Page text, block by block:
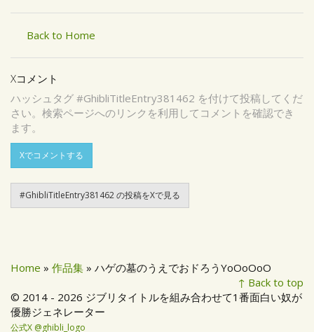
Back to Home
Xコメント
ハッシュタグ #GhibliTitleEntry381462 を付けて投稿してくだ
さい。検索ページへのリンクを利用してコメントを確認でき
ます。
Xでコメントする
#GhibliTitleEntry381462 の投稿をXで見る
Home » 作品集 » ハゲの墓のうえでおドろうYoOoOoO
↑ Back to top
© 2014 - 2026 ジブリタイトルを組み合わせて1番面白い奴が
優勝ジェネレーター
公式X @ghibli_logo